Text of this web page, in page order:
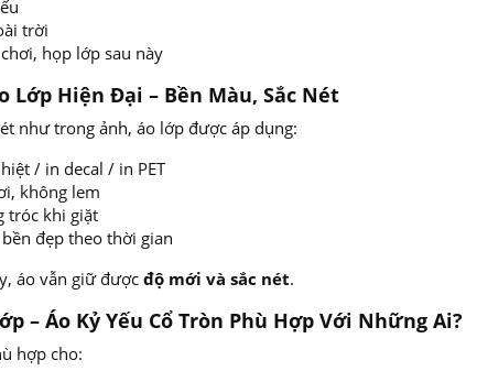
trời
họp lớp sau này
Lớp Hiện Đại – Bền Màu, Sắc Nét
như trong ảnh, áo lớp được áp dụng:
/ in decal / in PET
không lem
tróc khi giặt
đẹp theo thời gian
áo vẫn giữ đượcđộ mới và sắc nét.
– Áo Kỷ Yếu Cổ Tròn Phù Hợp Với Những Ai?
hợp cho: